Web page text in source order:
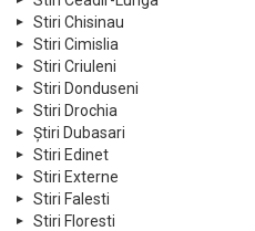
Stiri Chisinau
Stiri Cimislia
Stiri Criuleni
Stiri Donduseni
Stiri Drochia
Știri Dubasari
Stiri Edinet
Stiri Externe
Stiri Falesti
Stiri Floresti